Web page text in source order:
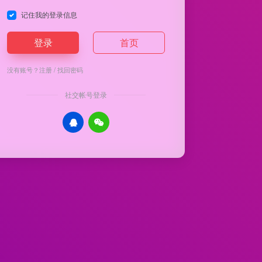
记住我的登录信息
登录 首页
没有账号？注册/找回密码
社交帐号登录